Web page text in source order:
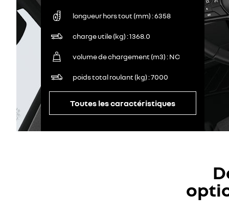
longueur hors tout (mm) 6358
charge utile (kg) 1368.0
volume de chargement (m3) NC
poids total roulant (kg) 7000
Toutes les caractéristiques